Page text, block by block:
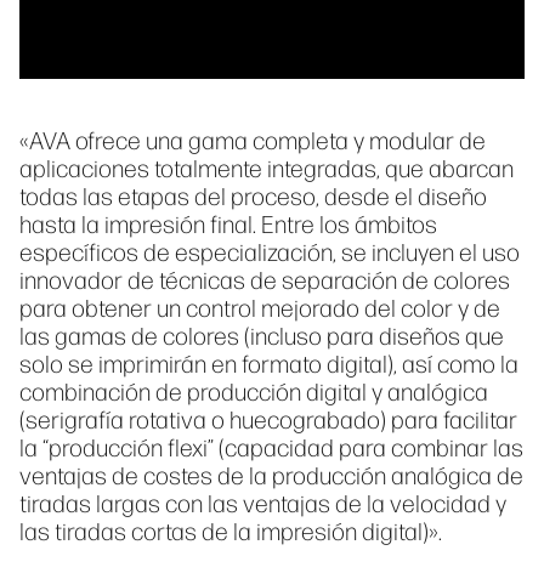
«AVA ofrece una gama completa y modular de
aplicaciones totalmente integradas, que abarcan
todas las etapas del proceso, desde el diseño
hasta la impresión final. Entre los ámbitos
específicos de especialización, se incluyen el uso
innovador de técnicas de separación de colores
para obtener un control mejorado del color y de
las gamas de colores (incluso para diseños que
solo se imprimirán en formato digital), así como la
combinación de producción digital y analógica
(serigrafía rotativa o huecograbado) para facilitar
la “producción flexi” (capacidad para combinar las
ventajas de costes de la producción analógica de
tiradas largas con las ventajas de la velocidad y
las tiradas cortas de la impresión digital)».